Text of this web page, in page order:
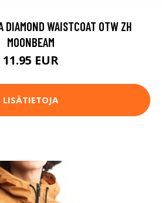
DIAMOND WAISTCOAT OTW ZH
MOONBEAM
11.95 EUR
LISÄTIETOJA